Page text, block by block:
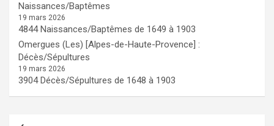
Naissances/Baptêmes
19 mars 2026
4844 Naissances/Baptêmes de 1649 à 1903
Omergues (Les) [Alpes-de-Haute-Provence] :
Décès/Sépultures
19 mars 2026
3904 Décès/Sépultures de 1648 à 1903